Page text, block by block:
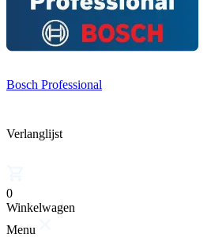
Bosch Professional
Verlanglijst
0
Winkelwagen
Menu